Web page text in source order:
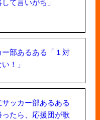
部あるある「１対
！」
ッカー部あるある
ったら、応援団が歌